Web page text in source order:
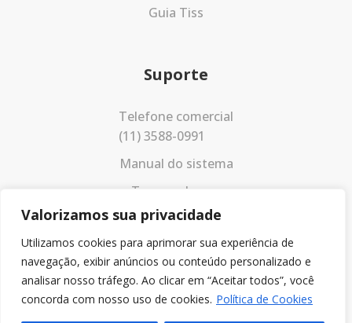
Valorizamos sua privacidade
Utilizamos cookies para aprimorar sua experiência de
navegação, exibir anúncios ou conteúdo personalizado e
analisar nosso tráfego. Ao clicar em “Aceitar todos”, você
concorda com nosso uso de cookies. Política de Cookies
Guia Tiss
Suporte
Telefone comercial
(11) 3588-0991
Manual do sistema
Termos de uso
Política de privacidade